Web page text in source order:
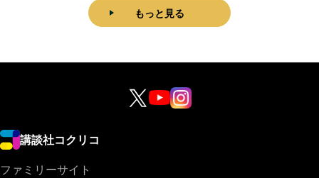
もっと見る
講談社コクリコ
ファミリーサイト